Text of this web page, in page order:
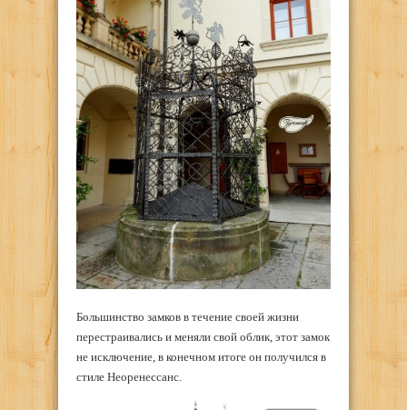
Большинство замков в течение своей жизни
перестраивались и меняли свой облик, этот замок
не исключение, в конечном итоге он получился в
стиле Неоренессанс.